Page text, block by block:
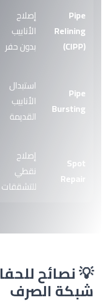
Pipe
Relining
(CIPP)
إصلاح
الأنابيب
بدون حفر
Pipe
Bursting
استبدال
الأنابيب
القديمة
Spot
Repair
إصلاح
نقطي
للتشققات
💡 نصائح
شبكة الصرف